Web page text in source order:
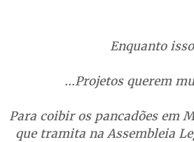
Enquanto
...Projetos querem
Para coibir os pancadões em
que tramita na Assembleia